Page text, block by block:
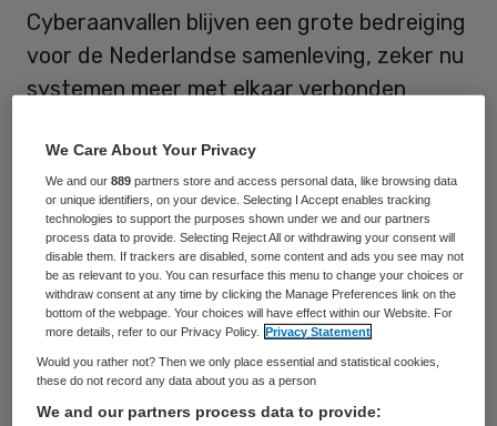
Cyberaanvallen blijven een grote bedreiging
voor de Nederlandse samenleving, zeker nu
systemen meer met elkaar verbonden
Terrorismebestrijding en Veiligheid (NCTV)
Pieter-Jaap Aalbersberg. Volgens hem
moeten de overheid en bedrijven beter in
beeld krijgen waar zwakke plekken in
systemen zitten.
De NCTV noemt spionage en sabotage door
andere landen, cybercriminaliteit en
We Care About Your Privacy
We and our889 partners store and access personal data, like browsing data
or unique identifiers, on your device. Selecting I Accept enables tracking
technologies to support the purposes shown under we and our partners
process data to provide. Selecting Reject All or withdrawing your consent will
disable them. If trackers are disabled, some content and ads you see may not
be as relevant to you. You can resurface this menu to change your choices or
withdraw consent at any time by clicking the Manage Preferences link on the
bottom of the webpage. Your choices will have effect within our Website. For
more details, refer to our Privacy Policy.
Privacy Statement
Would you rather not? Then we only place essential and statistical cookies,
these do not record any data about you as a person
We and our partners process data to provide: